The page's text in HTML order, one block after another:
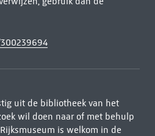
uit de bibliotheek van het
wil doen naar of met behulp
is welkom in de